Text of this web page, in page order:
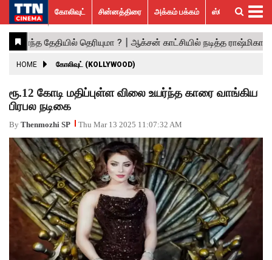
கோலிவுட்
சின்னத்திரை
பாலிவுட்
ஹாலிவுட்
அக்கம்
பக்கம்
ஸ்பெஷல்
ஸ்டோரீஸ்
விமர்சனம்
GALLERY
ACTRESS
ACTORS
MOVIESTILLS
EVENTS
VIDEOS
What’s
Hot
Trending
News
கோலிவுட் சின்னத்திரை அக்கம் பக்கம் ஸ்பெஷல் ஸ்டோரீஸ்
HOME கோலிவுட் (KOLLYWOOD)
ரூ.12 கோடி மதிப்புள்ள விலை உயர்ந்த காரை வாங்கிய
பிரபல நடிகை
By Thenmozhi SP Thu Mar 13 2025 11:07:32 AM